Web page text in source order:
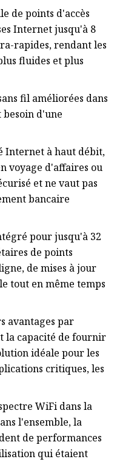
de points d'accès
Internet jusqu'à 8
rapides, rendant les
fluides et plus
fil améliorées dans
d'une
Internet à haut débit,
voyage d'affaires ou
et ne vaut pas
bancaire
pour jusqu'à 32
de points
de mises à jour
tout en même temps
avantages par
la capacité de fournir
idéale pour les
critiques, les
WiFi dans la
l'ensemble, la
de performances
qui étaient